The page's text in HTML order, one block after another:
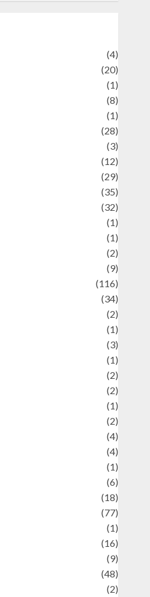
(4)
(20)
(1)
(8)
(1)
(28)
(3)
(12)
(29)
(35)
(32)
(1)
(1)
(2)
(9)
(116)
(34)
(2)
(1)
(3)
(1)
(2)
(2)
(1)
(2)
(4)
(4)
(1)
(6)
(18)
(77)
(1)
(16)
(9)
(48)
(2)